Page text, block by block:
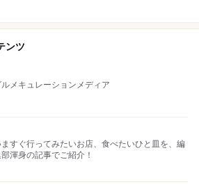
ンツ
ルメキュレーションメディア
ますぐ行ってみたいお店、食べたいひと皿を、編
渾身の記事でご紹介！